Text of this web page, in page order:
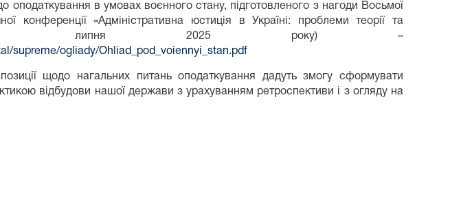
оподаткування в умовах воєнного стану, підготовленого з нагоди Восьмої
конференції «Адміністративна юстиція в Україні: проблеми теорії та
(3–4 липня 2025 року) –
supreme/ogliady/Ohliad_pod_voiennyi_stan.pdf
позиції щодо нагальних питань оподаткування дадуть змогу сформувати
відбудови нашої держави з урахуванням ретроспективи і з огляду на